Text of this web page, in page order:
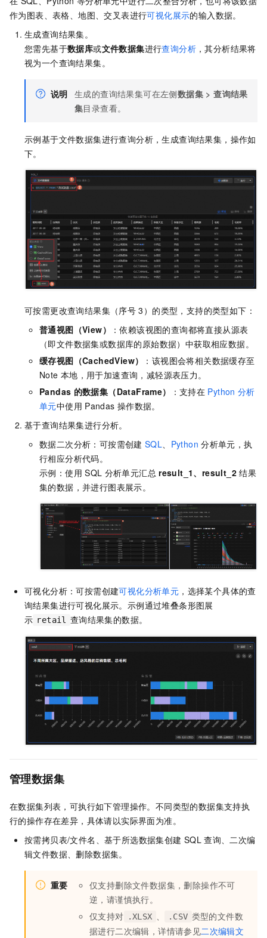
作为图表、表格、地图、交叉表进行可视化展示的输入数据。
生成查询结果集。
您需先基于数据库或文件数据集进行查询分析 ，其分析结果将
视为一个查询结果集。
说明 生成的查询结果集可在左侧数据集 >查询结果
集目录查看。
示例基于文件数据集进行查询分析，生成查询结果集，操作如
下。
可按需更改查询结果集（序号 3）的类型，支持的类型如下：
普通视图（View）
：依赖该视图的查询都将直接从源表
（即文件数据集或数据库的原始数据）中获取相应数据。
缓存视图（CachedView）
：该视图会将相关数据缓存至
Note 本地，用于加速查询，减轻源表压力。
Pandas 的数据集（DataFrame） ：支持在 Python 分析
单元中使用 Pandas 操作数据。
基于查询结果集进行分析。
数据二次分析：可按需创建 SQL、 Python 分析单元，执
行相应分析代码。
示例：使用 SQL 分析单元汇总 result_1、result_2 结果
集的数据，并进行图表展示。
可视化分析：可按需创建可视化分析单元 ，选择某个具体的查
询结果集进行可视化展示。示例通过堆叠条形图展
示 retail 查询结果集的数据。
管理数据集
在数据集列表，可执行如下管理操作。不同类型的数据集支持执
行的操作存在差异，具体请以实际界面为准。
按需拷贝表/文件名、基于所选数据集创建 SQL 查询、二次编
辑文件数据、删除数据集。
重要
仅支持删除文件数据集，删除操作不可
逆，请谨慎执行。
仅支持对
.XLSX 、 .CSV 类型的文件数
据进行二次编辑，详情请参见二次编辑文